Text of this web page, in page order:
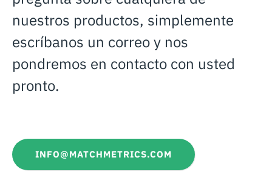
nuestros productos, simplemente
escríbanos un correo y nos
pondremos en contacto con usted
pronto.
INFO@MATCHMETRICS.COM